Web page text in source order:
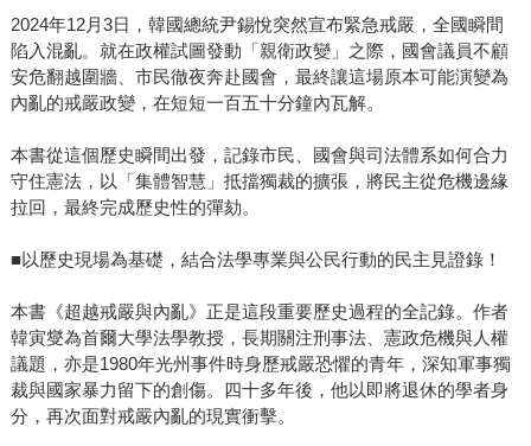
2024年12月3日，韓國總統尹錫悅突然宣布緊急戒嚴，全國瞬間
陷入混亂。就在政權試圖發動「親衛政變」之際，國會議員不顧
安危翻越圍牆、市民徹夜奔赴國會，最終讓這場原本可能演變為
內亂的戒嚴政變，在短短一百五十分鐘內瓦解。
本書從這個歷史瞬間出發，記錄市民、國會與司法體系如何合力
守住憲法，以「集體智慧」抵擋獨裁的擴張，將民主從危機邊緣
拉回，最終完成歷史性的彈劾。
■以歷史現場為基礎，結合法學專業與公民行動的民主見證錄！
本書《超越戒嚴與內亂》正是這段重要歷史過程的全記錄。作者
韓寅燮為首爾大學法學教授，長期關注刑事法、憲政危機與人權
議題，亦是1980年光州事件時身歷戒嚴恐懼的青年，深知軍事獨
裁與國家暴力留下的創傷。四十多年後，他以即將退休的學者身
分，再次面對戒嚴內亂的現實衝擊。